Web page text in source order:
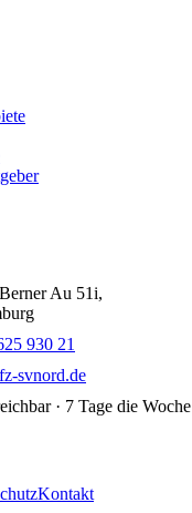
Au 51i,
930 21
svnord.de
· 7 Tage die Woche
Kontakt